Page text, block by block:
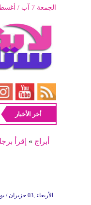
الجمعة 7 آب / أغسطس 2026
أبرز المشاكل شيوعاً في
أخر الأخبار
أبراج » إقرأ
الأربعاء ,03 حزيران / يونيو 2020